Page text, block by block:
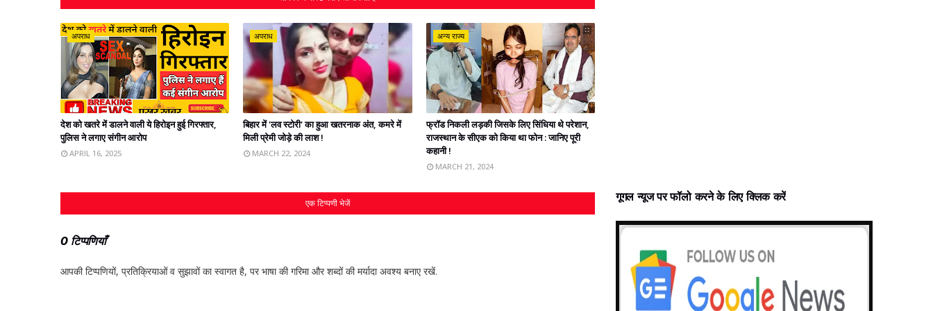
अपराध
देश को खतरे में डालने वाली ये हिरोइन हुई गिरफ्तार,
पुलिस ने लगाए संगीन आरोप
APRIL 16, 2025
अपराध
बिहार में 'लव स्टोरी' का हुआ खतरनाक अंत, कमरे में
मिली प्रेमी जोड़े की लाश !
MARCH 22, 2024
अन्य राज्य
फ्रॉड निकली लड़की जिसके लिए सिंधिया थे परेशान,
राजस्‍थान के सीएक को किया था फोन : जानिए पूरी
कहानी !
MARCH 21, 2024
एक टिप्पणी भेजें
0 टिप्पणियाँ
आपकी टिप्‍पणियों, प्रतिक्रियाओं व सुझावों का स्‍वागत है, पर भाषा की गरिमा और शब्‍दों की मर्यादा अवश्‍य बनाए रखें.
गूगल न्‍यूज पर फॉलो करने के लिए क्लिक करें